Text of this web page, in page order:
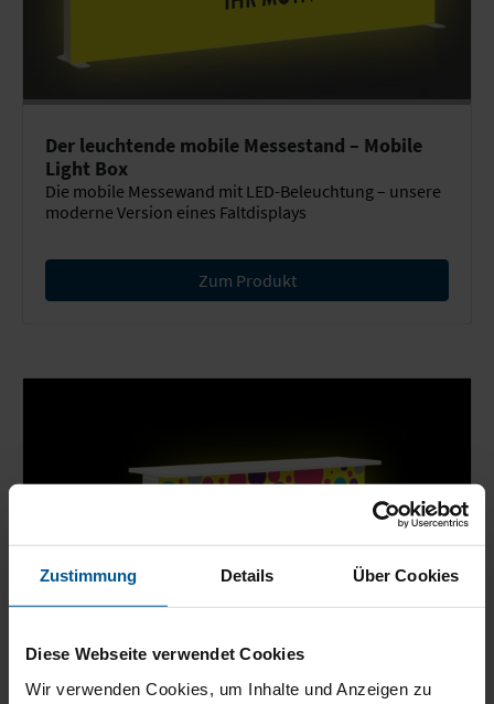
Zustimmung Details Über Cookies
Diese Webseite verwendet Cookies
Wir verwenden Cookies, um Inhalte und Anzeigen zu
Der leuchtende mobile Messestand – Mobile
Light Box
Die mobile Messewand mit LED-Beleuchtung – unsere
moderne Version eines Faltdisplays
Zum Produkt